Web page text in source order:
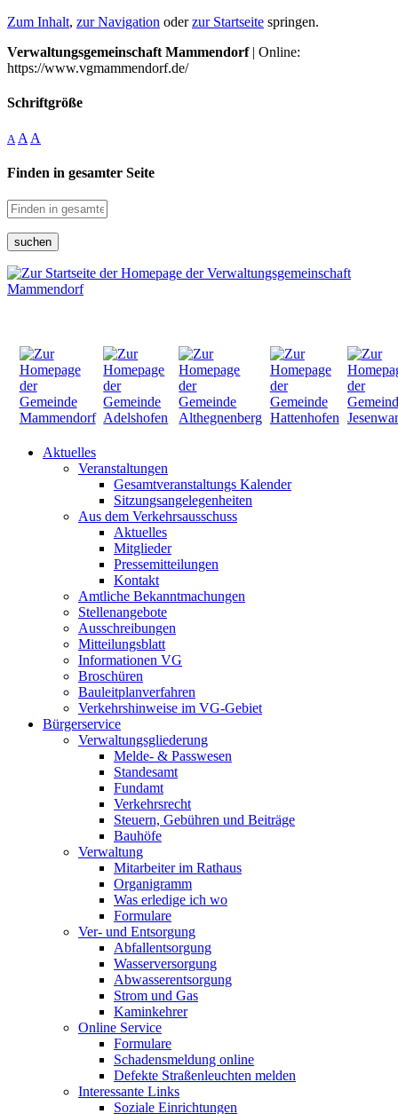
Zum Inhalt, zur Navigation oderzur Startseite springen.
Verwaltungsgemeinschaft Mammendorf| Online:
https://www.vgmammendorf.de/
Schriftgröße
A A A
Finden in gesamter Seite
suchen
Aktuelles
Veranstaltungen
Gesamtveranstaltungs Kalender
Sitzungsangelegenheiten
Aus dem Verkehrsausschuss
Aktuelles
Mitglieder
Pressemitteilungen
Kontakt
Amtliche Bekanntmachungen
Stellenangebote
Ausschreibungen
Mitteilungsblatt
Informationen VG
Broschüren
Bauleitplanverfahren
Verkehrshinweise im VG-Gebiet
Bürgerservice
Verwaltungsgliederung
Melde- & Passwesen
Standesamt
Fundamt
Verkehrsrecht
Steuern, Gebühren und Beiträge
Bauhöfe
Verwaltung
Mitarbeiter im Rathaus
Organigramm
Was erledige ich wo
Formulare
Ver- und Entsorgung
Abfallentsorgung
Wasserversorgung
Abwasserentsorgung
Strom und Gas
Kaminkehrer
Online Service
Formulare
Schadensmeldung online
Defekte Straßenleuchten melden
Interessante Links
Soziale Einrichtungen